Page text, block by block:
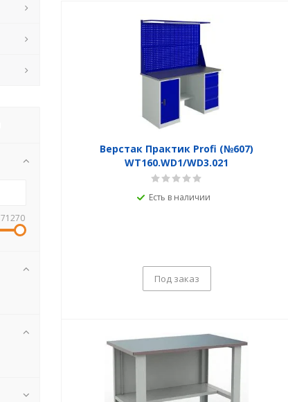
Верстак Практик Profi (№607)
WT160.WD1/WD3.021
Есть в наличии
Под заказ
71270